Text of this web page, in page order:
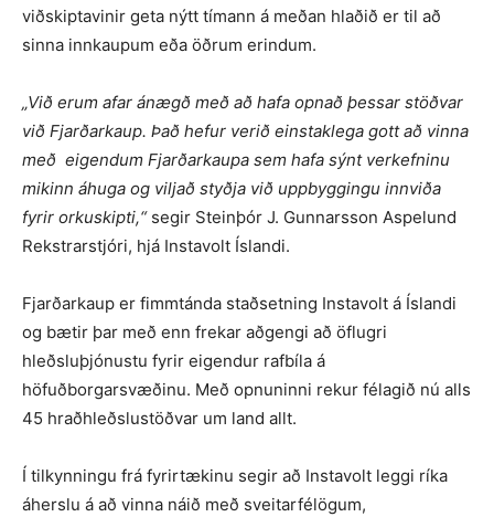
viðskiptavinir geta nýtt tímann á meðan hlaðið er til að
sinna innkaupum eða öðrum erindum.
„Við erum afar ánægð með að hafa opnað þessar stöðvar
við Fjarðarkaup. Það hefur verið einstaklega gott að vinna
með eigendum Fjarðarkaupa sem hafa sýnt verkefninu
mikinn áhuga og viljað styðja við uppbyggingu innviða
fyrir orkuskipti,“segir Steinþór J. Gunnarsson Aspelund
Rekstrarstjóri, hjá Instavolt Íslandi.
Fjarðarkaup er fimmtánda staðsetning Instavolt á Íslandi
og bætir þar með enn frekar aðgengi að öflugri
hleðsluþjónustu fyrir eigendur rafbíla á
höfuðborgarsvæðinu. Með opnuninni rekur félagið nú alls
45 hraðhleðslustöðvar um land allt.
Í tilkynningu frá fyrirtækinu segir að Instavolt leggi ríka
áherslu á að vinna náið með sveitarfélögum,